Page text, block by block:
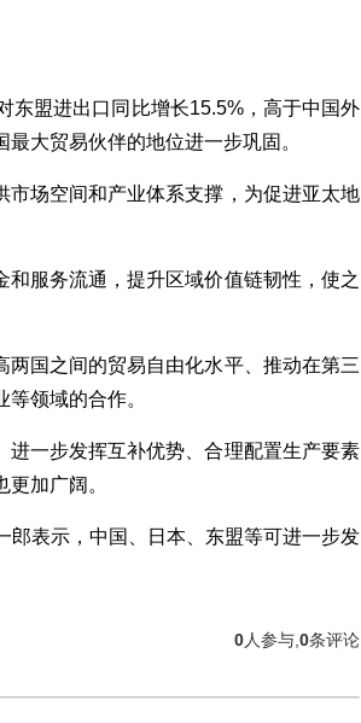
盟进出口同比增长15.5%，高于中国外
大贸易伙伴的地位进一步巩固。
场空间和产业体系支撑，为促进亚太地
服务流通，提升区域价值链韧性，使之
国之间的贸易自由化水平、推动在第三
领域的合作。
一步发挥互补优势、合理配置生产要素
加广阔。
表示，中国、日本、东盟等可进一步发
0条评论
0人参与,